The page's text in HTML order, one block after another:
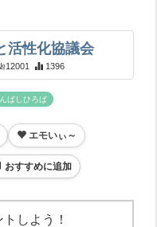
活性化協議会
1396
ばしひろば
エモいぃ～
おすすめに追加
しよう！